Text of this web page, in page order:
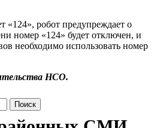
«124», робот предупреждает о
номер «124» будет отключен, и
необходимо использовать номер
НСО.